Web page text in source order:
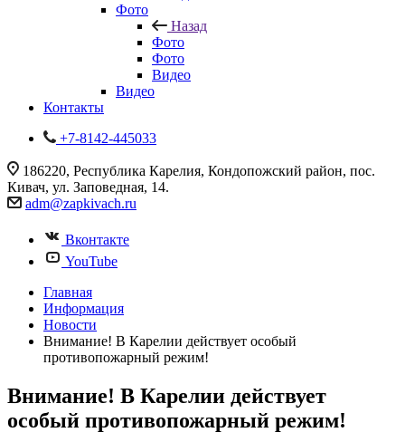
Фото
Назад
Фото
Фото
Видео
Видео
Контакты
+7-8142-445033
186220, Республика Карелия, Кондопожский район, пос.
Кивач, ул. Заповедная, 14.
adm@zapkivach.ru
Вконтакте
YouTube
Главная
Информация
Новости
Внимание! В Карелии действует особый
противопожарный режим!
Внимание! В Карелии действует
особый противопожарный режим!